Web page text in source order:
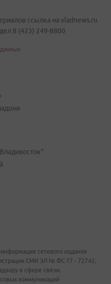
ссылка на vladnews.ru
8 (423) 249-8800
сетевого издания
СМИ ЭЛ № ФС 77 - 72742,
в сфере связи,
коммуникаций